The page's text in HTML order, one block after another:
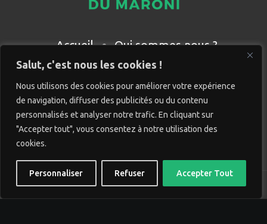
Salut, c'est nous les cookies !
Nous utilisons des cookies pour améliorer votre expérience
de navigation, diffuser des publicités ou du contenu
personnalisés et analyser notre trafic. En cliquant sur
"Accepter tout", vous consentez à notre utilisation des
cookies.
Personnaliser Refuser Accepter Tout
Accueil
Qui sommes nous ?
Partenaires
Contact